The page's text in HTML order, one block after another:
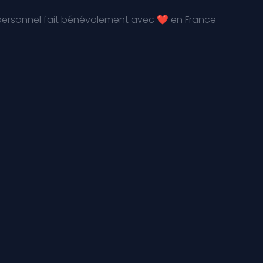
fait bénévolement avec ❤️ en France